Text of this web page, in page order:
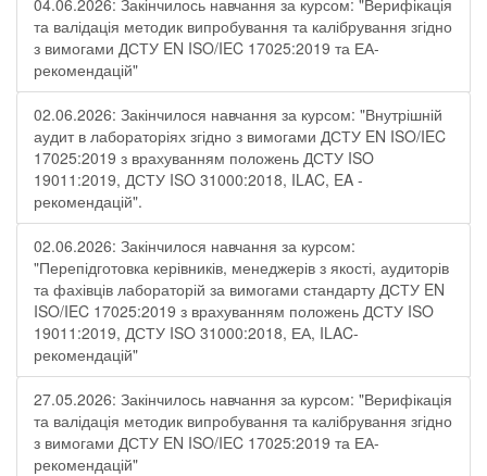
04.06.2026: Закінчилось навчання за курсом: "Верифікація
та валідація методик випробування та калібрування згідно
з вимогами ДСТУ EN ISO/IEC 17025:2019 та ЕА-
рекомендацій"
02.06.2026: Закінчилося навчання за курсом: "Внутрішній
аудит в лабораторіях згідно з вимогами ДСТУ EN ISO/IEC
17025:2019 з врахуванням положень ДСТУ ISO
19011:2019, ДСТУ ISO 31000:2018, ILAC, EA -
рекомендацій".
02.06.2026: Закінчилося навчання за курсом:
"Перепідготовка керівників, менеджерів з якості, аудиторів
та фахівців лабораторій за вимогами стандарту ДСТУ EN
ISO/IEC 17025:2019 з врахуванням положень ДСТУ ISO
19011:2019, ДСТУ ISO 31000:2018, ЕА, ILAC-
рекомендацій"
27.05.2026: Закінчилось навчання за курсом: "Верифікація
та валідація методик випробування та калібрування згідно
з вимогами ДСТУ EN ISO/IEC 17025:2019 та ЕА-
рекомендацій"